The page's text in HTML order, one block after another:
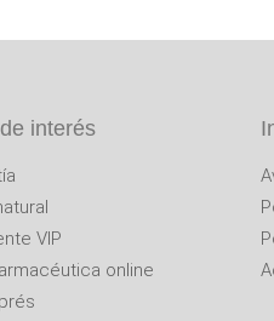
interés
VIP
online